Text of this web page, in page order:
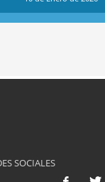
SOCIALES